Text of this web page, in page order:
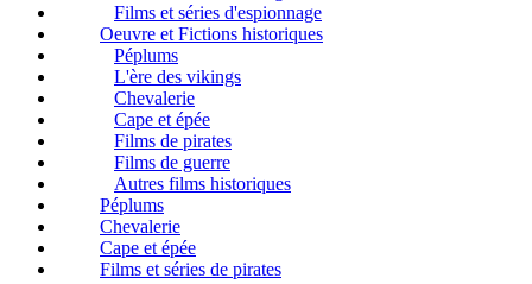
Films et séries d'espionnage
Oeuvre et Fictions historiques
Péplums
L'ère des vikings
Chevalerie
Cape et épée
Films de pirates
Films de guerre
Autres films historiques
Péplums
Chevalerie
Cape et épée
Films et séries de pirates